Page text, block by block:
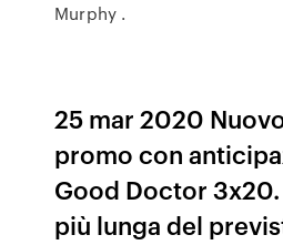
Murphy .
25 mar 2020
promo con
Good Doctor 3x20.
più lunga del